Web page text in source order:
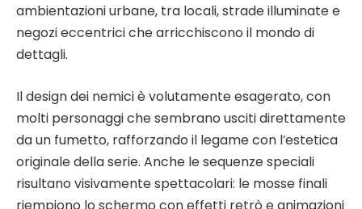
ambientazioni urbane, tra locali, strade illuminate e
negozi eccentrici che arricchiscono il mondo di
dettagli.
Il design dei nemici è volutamente esagerato, con
molti personaggi che sembrano usciti direttamente
da un fumetto, rafforzando il legame con l’estetica
originale della serie. Anche le sequenze speciali
risultano visivamente spettacolari: le mosse finali
riempiono lo schermo con effetti retrò e animazioni